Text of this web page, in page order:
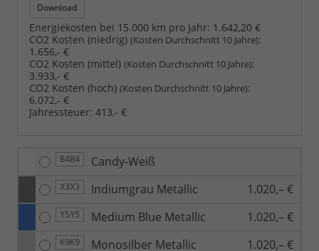
Download
Energiekosten bei 15.000 km pro Jahr: 1.642,20 €
CO2 Kosten (niedrig) (Kosten Durchschnitt 10 Jahre):
1.656,- €
CO2 Kosten (mittel) (Kosten Durchschnitt 10 Jahre):
3.933,- €
CO2 Kosten (hoch) (Kosten Durchschnitt 10 Jahre):
6.072,- €
Jahressteuer: 413,- €
B4B4 Candy-Weiß
X3X3 Indiumgrau Metallic 1.020,– €
Y5Y5 Medium Blue Metallic 1.020,– €
K9K9 Monosilber Metallic 1.020,– €